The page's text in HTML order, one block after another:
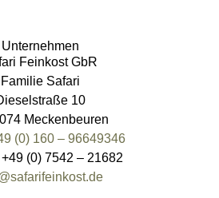
Unternehmen
Feinkost GbR
Familie Safari
10
Meckenbeuren
(0) 160 – 96649346
(0) 7542 – 21682